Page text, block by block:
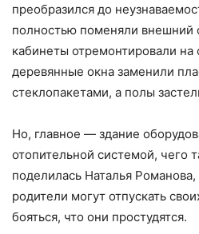
преобразился до
полностью поменяли внешний
кабинеты отремонтировали
деревянные окна заменили
стеклопакетами, а полы
Но, главное — здание
отопительной системой, чего
поделилась Наталья
родители могут отпускать
бояться, что они простудятся.